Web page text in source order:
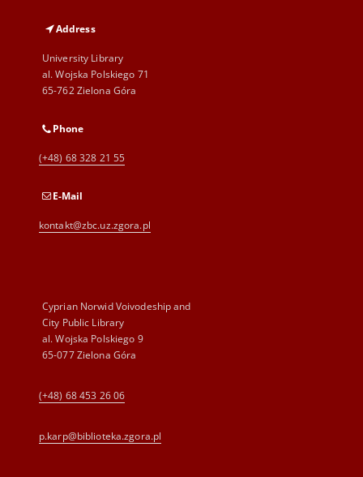
Address
University Library
al. Wojska Polskiego 71
65-762 Zielona Góra
Phone
(+48) 68 328 21 55
E-Mail
kontakt@zbc.uz.zgora.pl
Cyprian Norwid Voivodeship and
City Public Library
al. Wojska Polskiego 9
65-077 Zielona Góra
(+48) 68 453 26 06
p.karp@biblioteka.zgora.pl